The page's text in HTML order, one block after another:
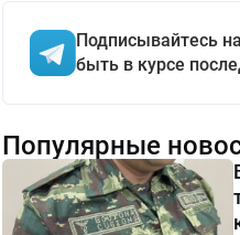
Подписывайтесь
быть в курсе
Популярные